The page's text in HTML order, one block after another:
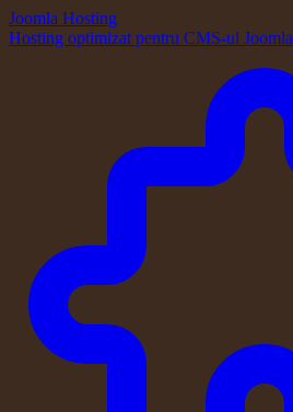
Joomla Hosting
Hosting optimizat pentru CMS-ul Joomla